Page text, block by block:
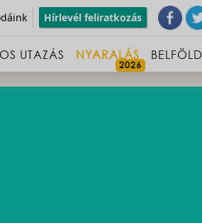
Hírlevél feliratkozás
UTAZÁS NYARALÁS BELFÖLD